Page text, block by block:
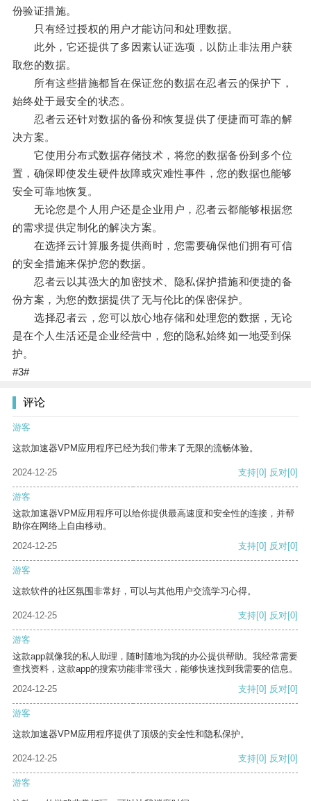
份验证措施。
只有经过授权的用户才能访问和处理数据。
此外，它还提供了多因素认证选项，以防止非法用户获
取您的数据。
所有这些措施都旨在保证您的数据在忍者云的保护下，
始终处于最安全的状态。
忍者云还针对数据的备份和恢复提供了便捷而可靠的解
决方案。
它使用分布式数据存储技术，将您的数据备份到多个位
置，确保即使发生硬件故障或灾难性事件，您的数据也能够
安全可靠地恢复。
无论您是个人用户还是企业用户，忍者云都能够根据您
的需求提供定制化的解决方案。
在选择云计算服务提供商时，您需要确保他们拥有可信
的安全措施来保护您的数据。
忍者云以其强大的加密技术、隐私保护措施和便捷的备
份方案，为您的数据提供了无与伦比的保密保护。
选择忍者云，您可以放心地存储和处理您的数据，无论
是在个人生活还是企业经营中，您的隐私始终如一地受到保
护。
#3#
评论
游客
这款加速器VPM应用程序已经为我们带来了无限的流畅体验。
2024-12-25 支持[0] 反对[0]
游客
这款加速器VPM应用程序可以给你提供最高速度和安全性的连接，并帮
助你在网络上自由移动。
2024-12-25
支持[0] 反对[0]
游客
这款软件的社区氛围非常好，可以与其他用户交流学习心得。
2024-12-25 支持[0] 反对[0]
游客
这款app就像我的私人助理，随时随地为我的办公提供帮助。我经常需要
查找资料，这款app的搜索功能非常强大，能够快速找到我需要的信息。
2024-12-25
支持[0] 反对[0]
游客
这款加速器VPM应用程序提供了顶级的安全性和隐私保护。
2024-12-25 支持[0] 反对[0]
游客